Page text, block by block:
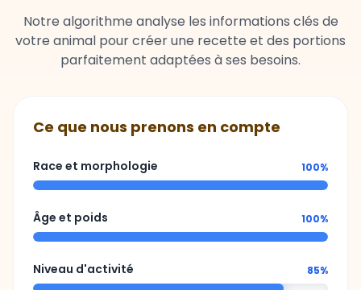
Notre algorithme analyse les informations clés de
votre animal pour créer une recette et des portions
parfaitement adaptées à ses besoins.
Ce que nous prenons en compte
Race et morphologie 100%
Âge et poids 100%
Niveau d'activité 85%